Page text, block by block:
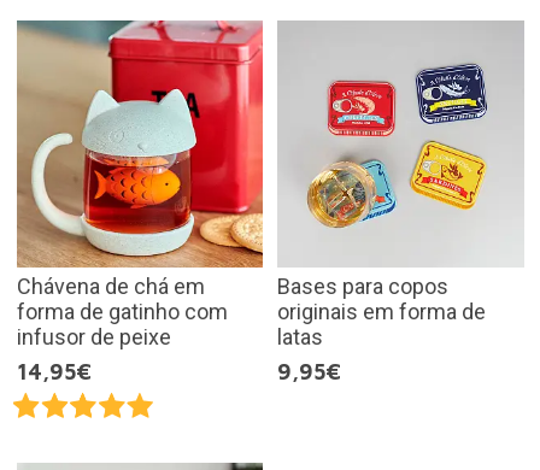
Chávena de chá em
forma de gatinho com
infusor de peixe
14,95€
Bases para copos
originais em forma de
latas
9,95€